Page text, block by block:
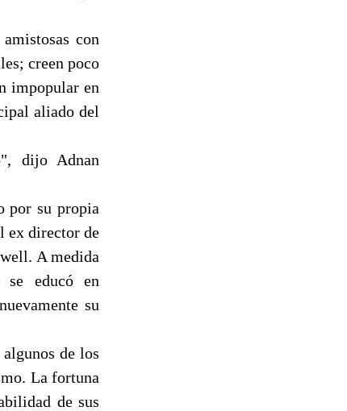
con
creen poco
impopular en
aliado del
dijo Adnan
por su propia
ex director de
A medida
educó en
su
de los
La fortuna
de sus